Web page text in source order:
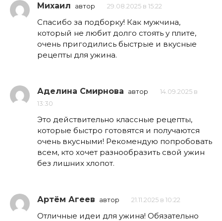
Михаил автор 29.08.2025 в 15:22
Спасибо за подборку! Как мужчина,
который не любит долго стоять у плите,
очень пригодились быстрые и вкусные
рецепты для ужина.
Аделина Смирнова автор
14.09.2025 в
13:30
Это действительно классные рецепты,
которые быстро готовятся и получаются
очень вкусными! Рекомендую попробовать
всем, кто хочет разнообразить свой ужин
без лишних хлопот.
Артём Агеев автор 21.11.2025 в 10:22
Отличные идеи для ужина! Обязательно